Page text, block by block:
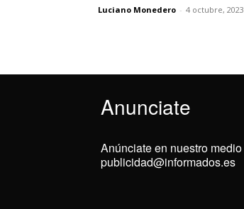
Luciano Monedero - 4 octubre, 2023
Anunciate
Anúnciate en nuestro medio
publicidad@informados.es